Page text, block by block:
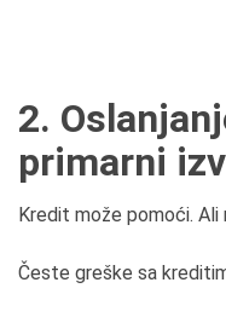
2.
primarni
Kredit može pomoći. Ali
Česte greške sa